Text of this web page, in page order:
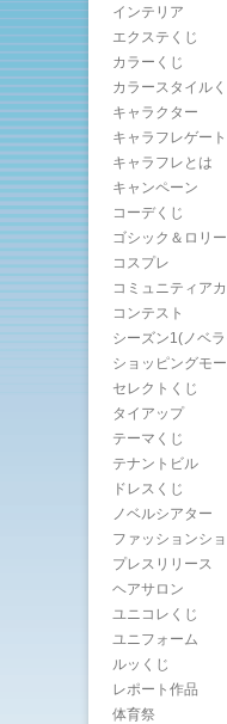
インテリア
エクステくじ
カラーくじ
カラースタイル
キャラクター
キャラフレゲー
キャラフレとは
キャンペーン
コーデくじ
ゴシック＆ロリ
コスプレ
コミュニティア
コンテスト
シーズン1(ノベ
ショッピングモ
セレクトくじ
タイアップ
テーマくじ
テナントビル
ドレスくじ
ノベルシアター
ファッションシ
プレスリリース
ヘアサロン
ユニコレくじ
ユニフォーム
ルッくじ
レポート作品
体育祭